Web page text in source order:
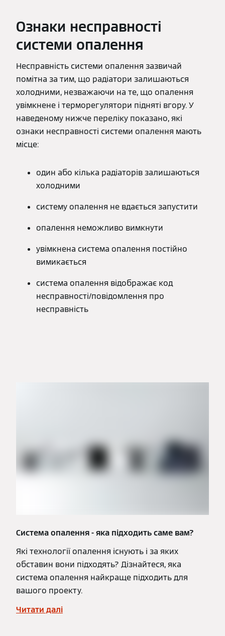
Ознаки несправності
системи опалення
Несправність системи опалення зазвичай
помітна за тим, що радіатори залишаються
холодними, незважаючи на те, що опалення
увімкнене і терморегулятори підняті вгору. У
наведеному нижче переліку показано, які
ознаки несправності системи опалення мають
місце:
один або кілька радіаторів залишаються
холодними
систему опалення не вдається запустити
опалення неможливо вимкнути
увімкнена система опалення постійно
вимикається
система опалення відображає код
несправності/повідомлення про
несправність
Система опалення - яка підходить саме вам?
Які технології опалення існують і за яких
обставин вони підходять? Дізнайтеся, яка
система опалення найкраще підходить для
вашого проекту.
Читати далі